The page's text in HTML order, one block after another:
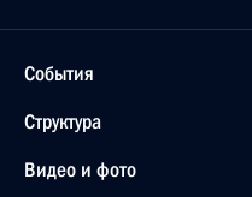
События
Структура
Видео и фото